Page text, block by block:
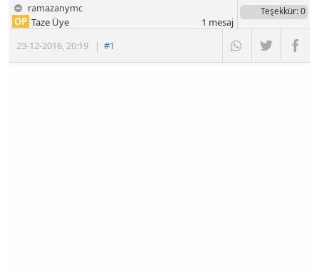
ramazanymc
23-12-2016,20:19 |#1
OP Taze Üye
Teşekkür: 0
1 mesaj